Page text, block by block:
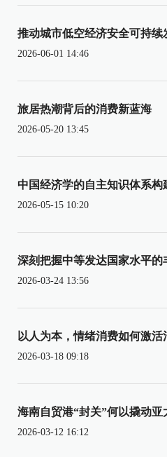
推动城市低空经济安全可持续
2026-06-01 14:46
旅居热潮背后的消费新蓝海
2026-05-20 13:45
中国经济学的自主知识体系构
2026-05-15 10:20
深刻把握中等发达国家水平的
2026-03-24 13:56
以人为本，情绪消费如何激活
2026-03-18 09:18
海南自贸港“封关”何以撬动亚
2026-03-12 16:12